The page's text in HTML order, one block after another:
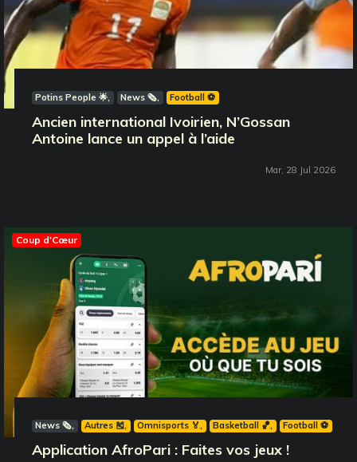
Potins People 🌟 News 🗞️ Football ⚽️
Ancien international Ivoirien, N’Gossan
Antoine lance un appel à l’aide
Mar, 28 Jul 2026
Coup d'Cœur
News 🗞️ Autres 🎽 Omnisports 🏅 Basketball 🏀 Football ⚽️
Application AfroPari : Faites vos jeux !